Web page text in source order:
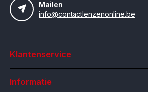
Mailen
info@contactlenzenonline.be
Klantenservice
Informatie